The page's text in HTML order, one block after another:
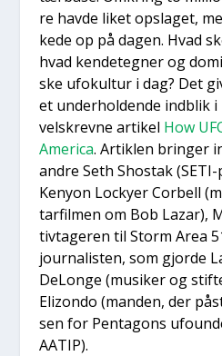
re hav­de liket opsla­get,
ke­de op på dagen. Hvad
hvad ken­de­teg­ner og
ske ufo­kul­tur i dag? Det
et under­hol­den­de ind­blik i
velskrev­ne arti­kel How
Ame­ri­ca. Artik­len brin­ger
andre Seth Shostak
Keny­on Lock­y­er Cor­bell
tar­fil­men om Bob Lazar),
tiv­ta­ge­ren til Storm Area
jour­na­li­sten, som gjor­de
DeLon­ge (musi­ker og
Elizon­do (man­den, der
sen for Pen­ta­gons
AATIP).